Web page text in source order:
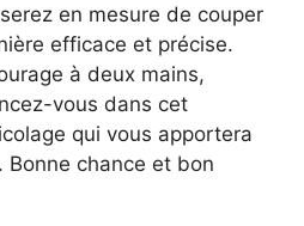
en mesure de couper
efficace et précise.
à deux mains,
vous dans cet
qui vous apportera
chance et bon